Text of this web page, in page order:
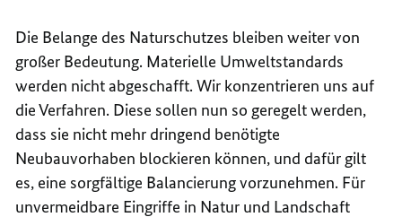
Die Belange des Naturschutzes bleiben weiter von
großer Bedeutung. Materielle Umweltstandards
werden nicht abgeschafft. Wir konzentrieren uns auf
die Verfahren. Diese sollen nun so geregelt werden,
dass sie nicht mehr dringend benötigte
Neubauvorhaben blockieren können, und dafür gilt
es, eine sorgfältige Balancierung vorzunehmen. Für
unvermeidbare Eingriffe in Natur und Landschaft